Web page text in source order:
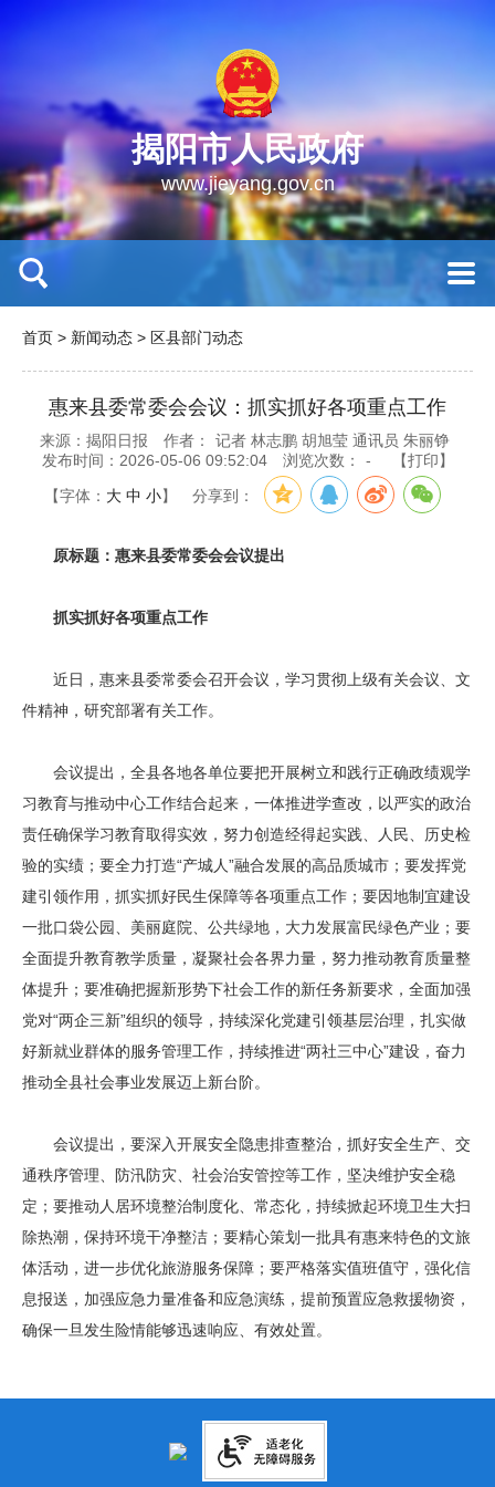
揭阳市人民政府
www.jieyang.gov.cn
首页 > 新闻动态 > 区县部门动态
惠来县委常委会会议：抓实抓好各项重点工作
来源：揭阳日报 作者：
记者 林志鹏 胡旭莹 通讯员 朱丽铮
发布时间：2026-05-06 09:52:04
浏览次数： - 【打印】
【字体： 大 中 小】 分享到：
原标题：惠来县委常委会会议提出
抓实抓好各项重点工作
近日，惠来县委常委会召开会议，学习贯彻上级有关会议、文
件精神，研究部署有关工作。
会议提出，全县各地各单位要把开展树立和践行正确政绩观学
习教育与推动中心工作结合起来，一体推进学查改，以严实的政治
责任确保学习教育取得实效，努力创造经得起实践、人民、历史检
验的实绩；要全力打造“产城人”融合发展的高品质城市；要发挥党
建引领作用，抓实抓好民生保障等各项重点工作；要因地制宜建设
一批口袋公园、美丽庭院、公共绿地，大力发展富民绿色产业；要
全面提升教育教学质量，凝聚社会各界力量，努力推动教育质量整
体提升；要准确把握新形势下社会工作的新任务新要求，全面加强
党对“两企三新”组织的领导，持续深化党建引领基层治理，扎实做
好新就业群体的服务管理工作，持续推进“两社三中心”建设，奋力
推动全县社会事业发展迈上新台阶。
会议提出，要深入开展安全隐患排查整治，抓好安全生产、交
通秩序管理、防汛防灾、社会治安管控等工作，坚决维护安全稳
定；要推动人居环境整治制度化、常态化，持续掀起环境卫生大扫
除热潮，保持环境干净整洁；要精心策划一批具有惠来特色的文旅
体活动，进一步优化旅游服务保障；要严格落实值班值守，强化信
息报送，加强应急力量准备和应急演练，提前预置应急救援物资，
确保一旦发生险情能够迅速响应、有效处置。